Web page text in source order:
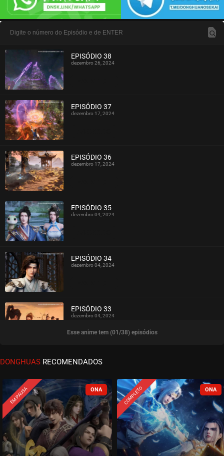
EPISÓDIO 38
dezembro 26, 2024
EPISÓDIO 37
dezembro 17, 2024
EPISÓDIO 36
dezembro 17, 2024
EPISÓDIO 35
dezembro 04, 2024
EPISÓDIO 34
dezembro 04, 2024
ASSISTIDO
EPISÓDIO 33
dezembro 04, 2024
ASSISTIDO
EPISÓDIO 32
ASSISTIDO
EPISÓDIO 31
dezembro 04, 2024
Esse anime tem (01/38) episódios
DONGHUAS RECOMENDADOS
EM PAUSA COMPLETO